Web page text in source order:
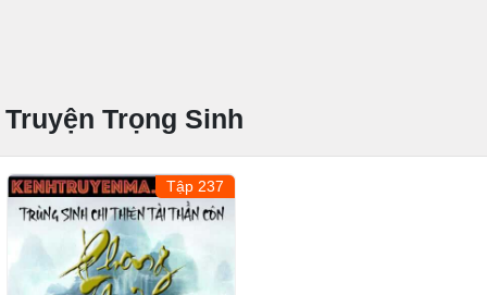
Truyện Trọng Sinh
Tập 237